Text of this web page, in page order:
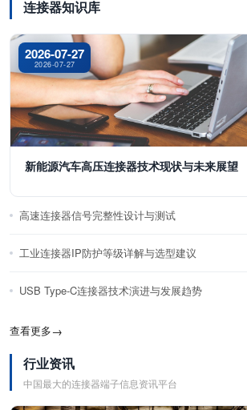
连接器知识库
2026-07-27
2026-07-27
新能源汽车高压连接器技术现状与未来展望
高速连接器信号完整性设计与测试
工业连接器IP防护等级详解与选型建议
USB Type-C连接器技术演进与发展趋势
查看更多→
行业资讯
中国最大的连接器端子信息资讯平台